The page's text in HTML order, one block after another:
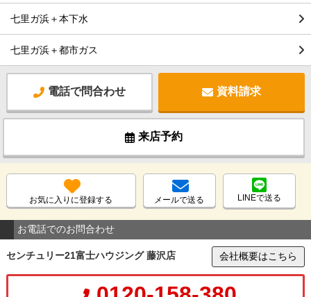
七里ガ浜＋本下水
七里ガ浜＋都市ガス
電話で問合わせ 資料請求
来店予約
お気に入りに登録する メールで送る LINEで送る
お電話でのお問合わせ
センチュリー21富士ハウジング 藤沢店 会社概要はこちら